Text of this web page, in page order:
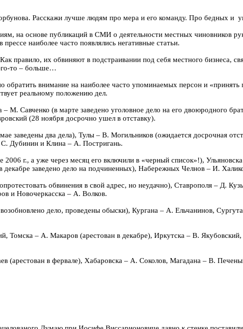
Расскажи лучше людям про мера и его команду. Про бедных и
на основе публикаций в СМИ о деятельности местных чиновников
наиболее часто появлялись негативные статьи.
их обвиняют в подстраивании под себя местного бизнеса,
то – больше…
внимание на наиболее часто упоминаемых персон и
реальному положению дел.
Савченко (в марте заведено уголовное дело на его двоюродного
(28 ноября досрочно ушел в отставку).
заведены два дела), Тулы – В. Могильников (ожидается досрочная
Дубинин и Клина – А. Постригань.
г., а уже через месяц его включили в «черный список»!),
заведено дело на подчиненных), Набережных Челнов – И.
обвинения в свой адрес, но неудачно), Ставрополя – Д.
и Новочеркасска – А. Волков.
дело, проведены обыски), Кургана – А. Ельчанинов,
– А. Макаров (арестован в декабре), Иркутска – В.
(арестован в фервале), Хабаровска – А. Соколов, Магадана – В.